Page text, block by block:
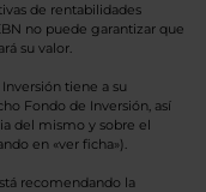
de rentabilidades
no puede garantizar que
su valor.
tiene a su
Fondo de Inversión, así
del mismo y sobre el
en «ver ficha»).
recomendando la